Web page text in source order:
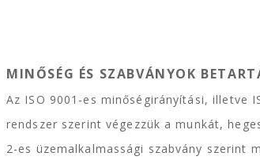
MINŐSÉG ÉS SZABVÁNYOK
Az ISO 9001-es minőségirányítási, illetve
rendszer szerint végezzük a munkát,
2-es üzemalkalmassági szabvány szerint